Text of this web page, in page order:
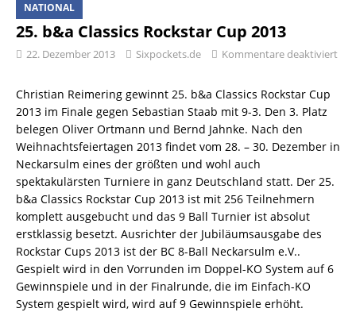
NATIONAL
25. b&a Classics Rockstar Cup 2013
22. Dezember 2013 Sixpockets.de Kommentare deaktiviert
Christian Reimering gewinnt 25. b&a Classics Rockstar Cup
2013 im Finale gegen Sebastian Staab mit 9-3. Den 3. Platz
belegen Oliver Ortmann und Bernd Jahnke. Nach den
Weihnachtsfeiertagen 2013 findet vom 28. – 30. Dezember in
Neckarsulm eines der größten und wohl auch
spektakulärsten Turniere in ganz Deutschland statt. Der 25.
b&a Classics Rockstar Cup 2013 ist mit 256 Teilnehmern
komplett ausgebucht und das 9 Ball Turnier ist absolut
erstklassig besetzt. Ausrichter der Jubiläumsausgabe des
Rockstar Cups 2013 ist der BC 8-Ball Neckarsulm e.V..
Gespielt wird in den Vorrunden im Doppel-KO System auf 6
Gewinnspiele und in der Finalrunde, die im Einfach-KO
System gespielt wird, wird auf 9 Gewinnspiele erhöht.